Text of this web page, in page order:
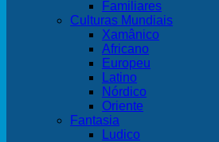
Familiares
Culturas Mundiais
Xamânico
Africano
Europeu
Latino
Nórdico
Oriente
Fantasia
Ludico